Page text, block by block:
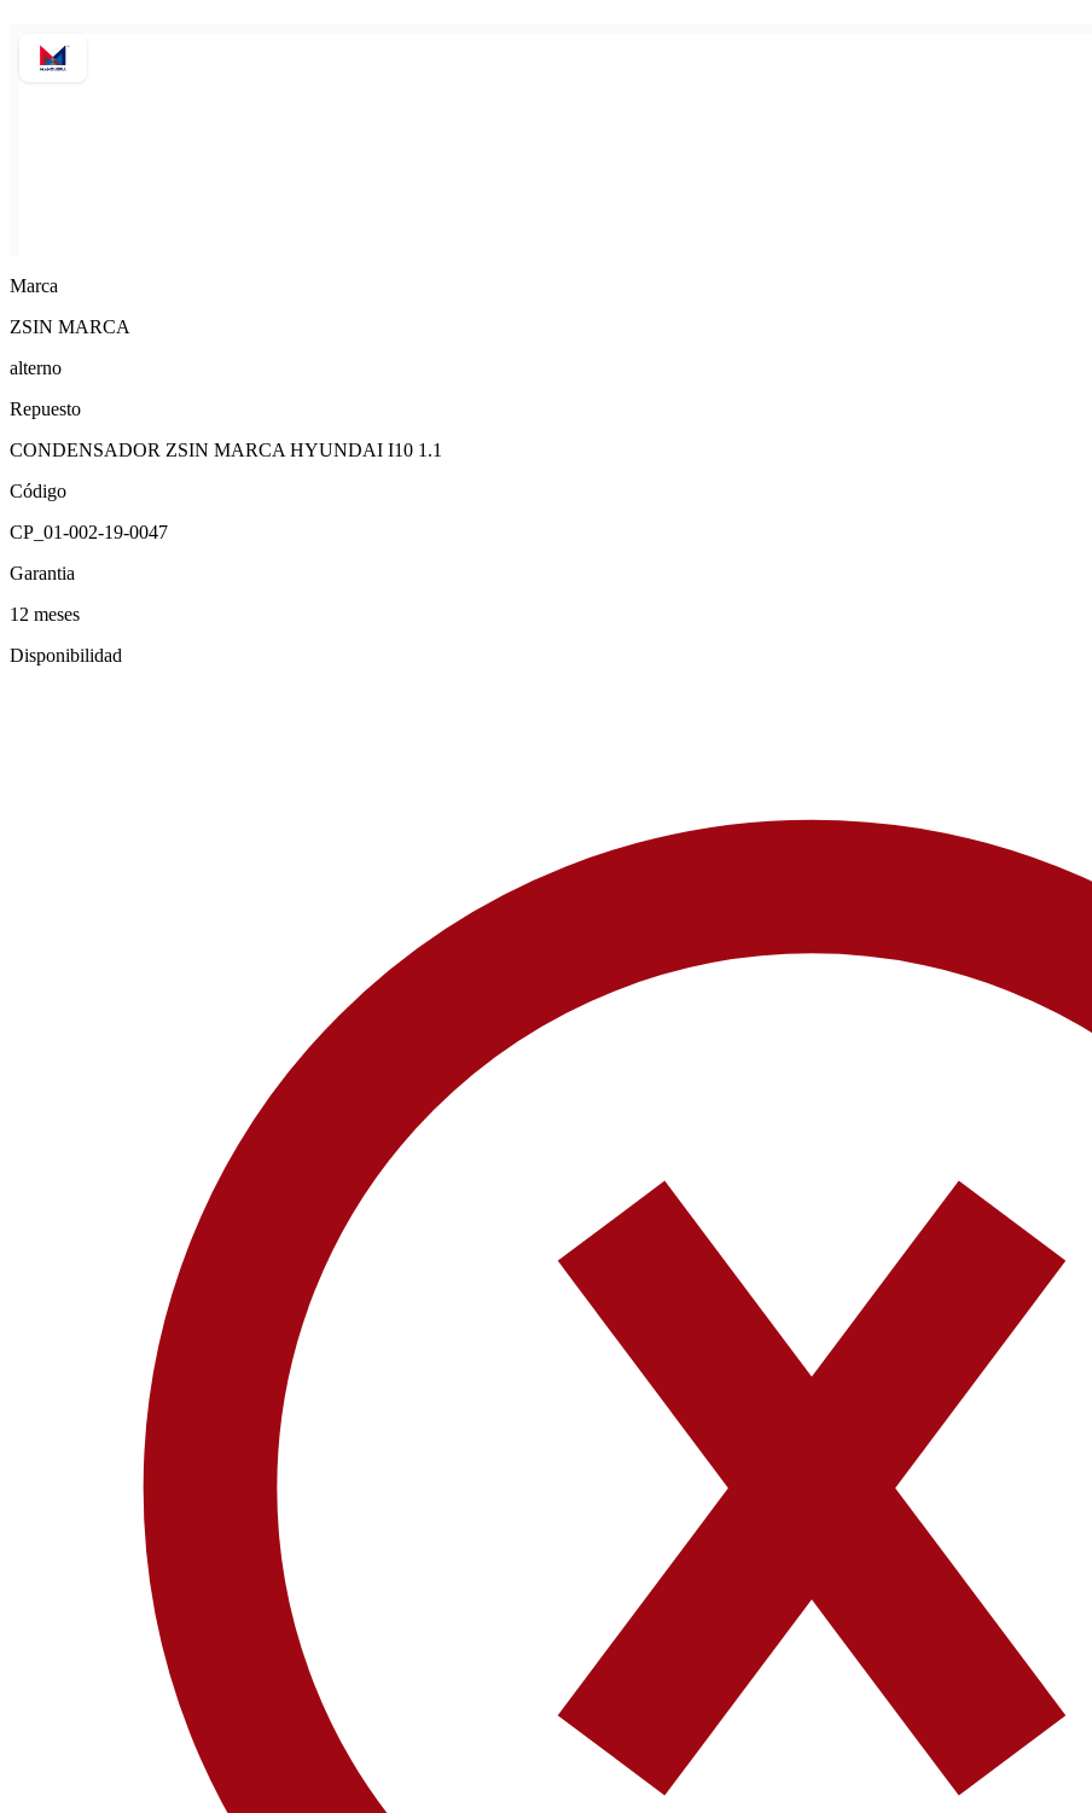
Marca
ZSIN MARCA
alterno
Repuesto
CONDENSADOR ZSIN MARCA HYUNDAI I10 1.1
Código
CP_01-002-19-0047
Garantia
12 meses
Disponibilidad